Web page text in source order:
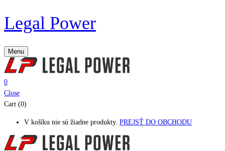
Legal Power
Menu
0
Close
Cart (0)
V košíku nie sú žiadne produkty. PREJSŤ DO OBCHODU